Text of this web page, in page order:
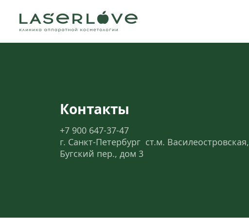
Контакты
+7 900 647-37-47
г. Санкт-Петербург  ст.м. Василеостровская,
Бугский пер., дом 3